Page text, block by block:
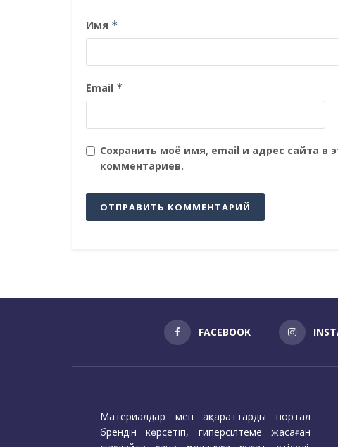
Имя *
Email *
Сохранить моё имя, email и адрес сайта в
комментариев.
FACEBOOK
Материалдар мен ақпараттарды портал
брендін көрсетіп, гиперсілтеме жасаған